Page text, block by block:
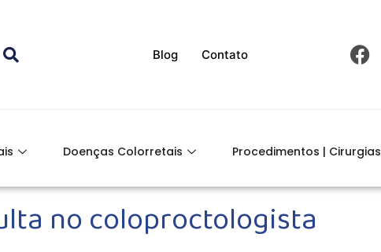
Blog Contato
Doenças Colorretais Procedimentos | Cirurgias
no coloproctologista